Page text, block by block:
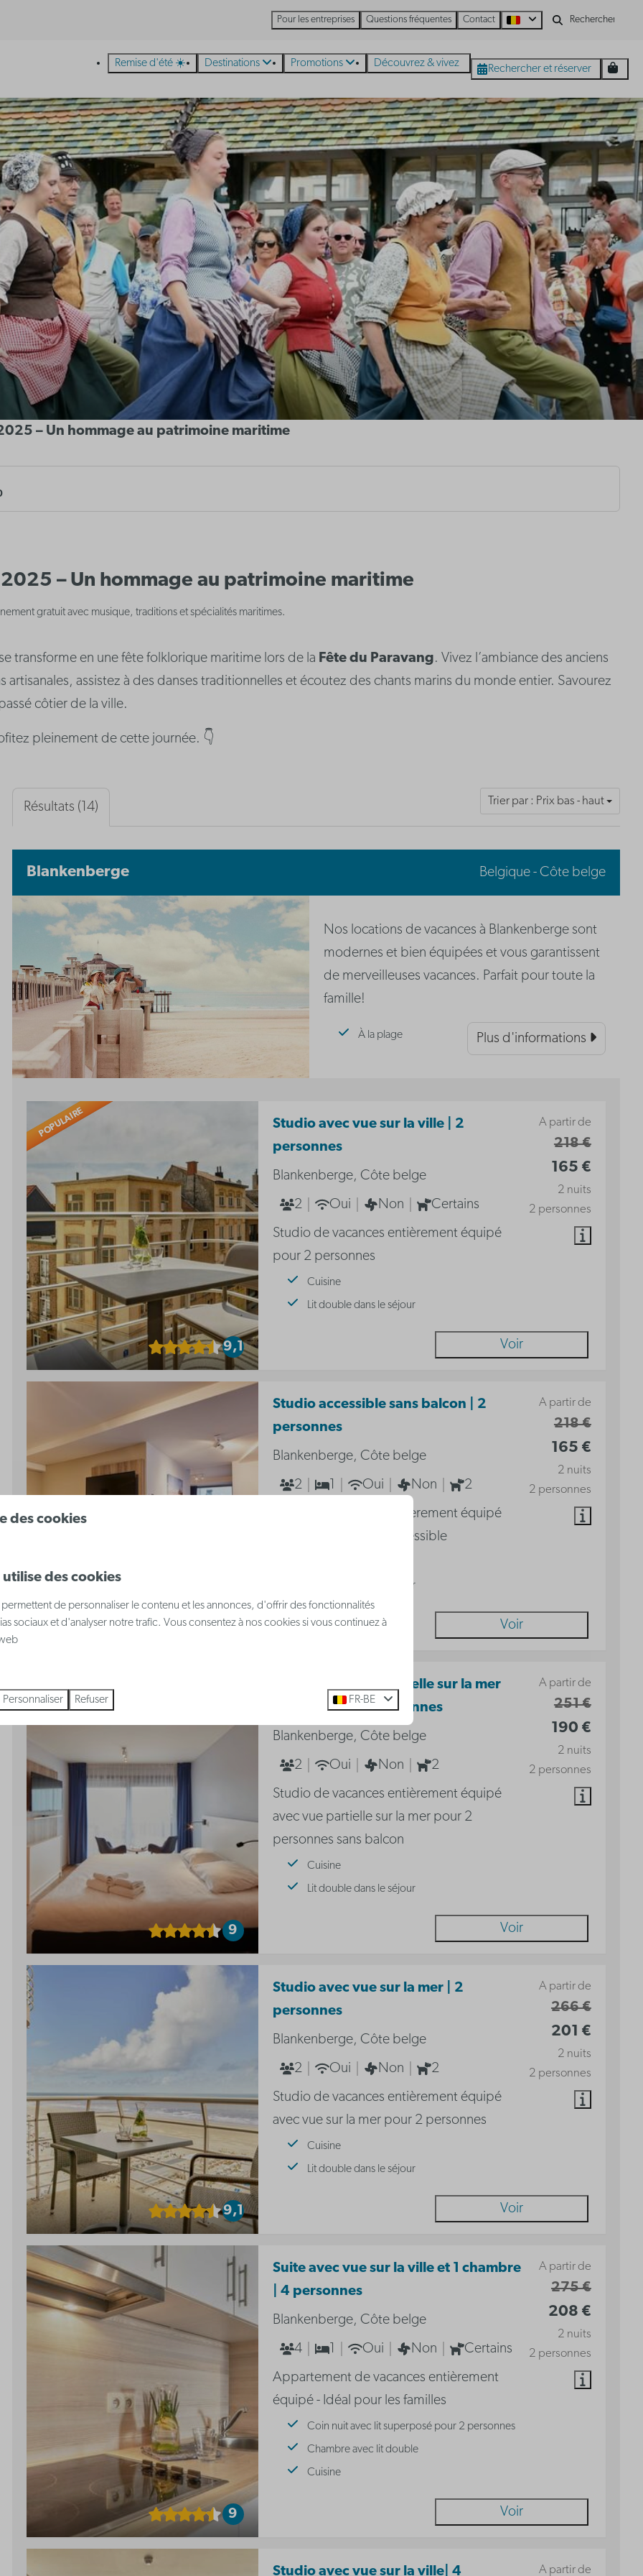
Pour les entreprises Questions fréquentes Contact
Remise d'été ☀️ Destinations Promotions Découvrez & vivez Rechercher et réserver
– Un hommage au patrimoine maritime
– Un hommage au patrimoine maritime
gratuit avec musique, traditions et spécialités maritimes.
transforme en une fête folklorique maritime lors de la Fête du Paravang. Vivez l’ambiance des anciens
assistez à des danses traditionnelles et écoutez des chants marins du monde entier. Savourez
côtier de la ville.
pleinement de cette journée. 👇
Trier par : Prix bas - haut
Résultats (14)
Blankenberge Belgique - Côte belge
Nos locations de vacances à Blankenberge sont
modernes et bien équipées et vous garantissent
de merveilleuses vacances. Parfait pour toute la
famille!
À la plage Plus d'informations
POPULAIRE
9,1
A partir de
218 €
165 €
2 nuits
2 personnes
Studio avec vue sur la ville | 2
personnes
Blankenberge, Côte belge
2
Oui Non
Certains
Studio de vacances entièrement équipé
pour 2 personnes
Cuisine
Lit double dans le séjour
Voir
9,1
A partir de
218 €
165 €
2 nuits
2 personnes
Studio accessible sans balcon | 2
personnes
Blankenberge, Côte belge
2
1 Oui Non
2
Studio de vacances entièrement équipé
pour 2 personnes - Accessible
Lit double dans le séjour
Voir
POPULAIRE
9
A partir de
251 €
190 €
2 nuits
2 personnes
Studio avec vue partielle sur la mer
sans balcon | 2 personnes
Blankenberge, Côte belge
2
Oui Non
2
Studio de vacances entièrement équipé
avec vue partielle sur la mer pour 2
personnes sans balcon
Cuisine
Lit double dans le séjour
Voir
9,1
A partir de
266 €
201 €
2 nuits
2 personnes
Studio avec vue sur la mer | 2
personnes
Blankenberge, Côte belge
2
Oui Non
2
Studio de vacances entièrement équipé
avec vue sur la mer pour 2 personnes
Cuisine
Lit double dans le séjour
Voir
9
A partir de
275 €
208 €
2 nuits
2 personnes
Suite avec vue sur la ville et 1 chambre
| 4 personnes
Blankenberge, Côte belge
4
1 Oui Non
Certains
Appartement de vacances entièrement
équipé - Idéal pour les familles
Coin nuit avec lit superposé pour 2 personnes
Chambre avec lit double
Cuisine
Voir
A partir de
Studio avec vue sur la ville| 4
des cookies
utilise des cookies
permettent de personnaliser le contenu et les annonces, d'offrir des fonctionnalités
sociaux et d'analyser notre trafic. Vous consentez à nos cookies si vous continuez à
Personnaliser Refuser FR-BE